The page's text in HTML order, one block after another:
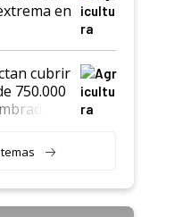
en
cubrir
750.000
un
y